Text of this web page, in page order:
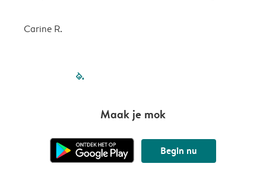
Carine R.
filled-pagination
Maak je mok
Begin nu